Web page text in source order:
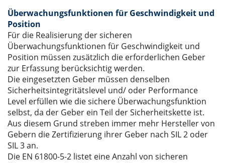
Überwachungsfunktionen für Geschwindigkeit und
Position
Für die Realisierung der sicheren
Überwachungsfunktionen für Geschwindigkeit und
Position müssen zusätzlich die erforderlichen Geber
zur Erfassung berücksichtig werden.
Die eingesetzten Geber müssen denselben
Sicherheitsintegritätslevel und/ oder Performance
Level erfüllen wie die sichere Überwachungsfunktion
selbst, da der Geber ein Teil der Sicherheitskette ist.
Aus diesem Grund streben immer mehr Hersteller von
Gebern die Zertifizierung ihrer Geber nach SIL 2 oder
SIL 3 an.
Die EN 61800-5-2 listet eine Anzahl von sicheren